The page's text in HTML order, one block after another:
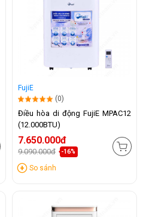
FujiE
(0)
Điều hòa di động FujiE MPAC12
(12.000BTU)
7.650.000đ
9.090.000đ -16%
So sánh